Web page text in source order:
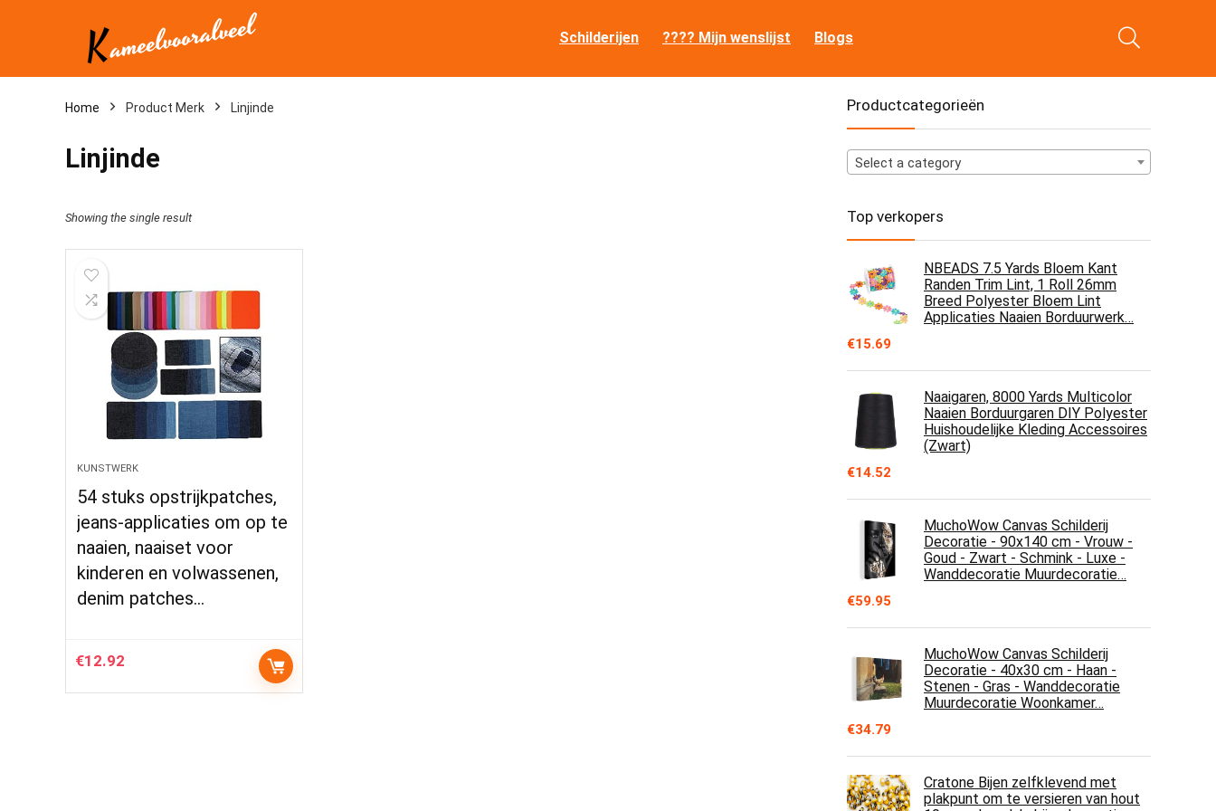
Schilderijen ???? Mijn wenslijst Blogs
Home Product Merk ‎Linjinde
‎Linjinde
Showing the single result
KUNSTWERK
54 stuks opstrijkpatches,
jeans-applicaties om op te
naaien, naaiset voor
kinderen en volwassenen,
denim patches…
€12.92
Productcategorieën
Select a category
Top verkopers
NBEADS 7.5 Yards Bloem Kant
Randen Trim Lint, 1 Roll 26mm
Breed Polyester Bloem Lint
Applicaties Naaien Borduurwerk…
€15.69
Naaigaren, 8000 Yards Multicolor
Naaien Borduurgaren DIY Polyester
Huishoudelijke Kleding Accessoires
(Zwart)
€14.52
MuchoWow Canvas Schilderij
Decoratie - 90x140 cm - Vrouw -
Goud - Zwart - Schmink - Luxe -
Wanddecoratie Muurdecoratie…
€59.95
MuchoWow Canvas Schilderij
Decoratie - 40x30 cm - Haan -
Stenen - Gras - Wanddecoratie
Muurdecoratie Woonkamer…
€34.79
Cratone Bijen zelfklevend met
plakpunt om te versieren van hout